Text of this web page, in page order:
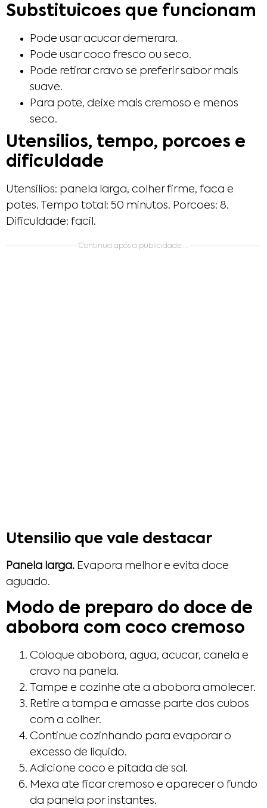
Substituicoes que funcionam
Pode usar acucar demerara.
Pode usar coco fresco ou seco.
Pode retirar cravo se preferir sabor mais
suave.
Para pote, deixe mais cremoso e menos
seco.
Utensilios, tempo, porcoes e
dificuldade
Utensilios: panela larga, colher firme, faca e
potes. Tempo total: 50 minutos. Porcoes: 8.
Dificuldade: facil.
Continua após a publicidade....
Utensilio que vale destacar
Panela larga. Evapora melhor e evita doce
aguado.
Modo de preparo do doce de
abobora com coco cremoso
Coloque abobora, agua, acucar, canela e
cravo na panela.
Tampe e cozinhe ate a abobora amolecer.
Retire a tampa e amasse parte dos cubos
com a colher.
Continue cozinhando para evaporar o
excesso de liquido.
Adicione coco e pitada de sal.
Mexa ate ficar cremoso e aparecer o fundo
da panela por instantes.